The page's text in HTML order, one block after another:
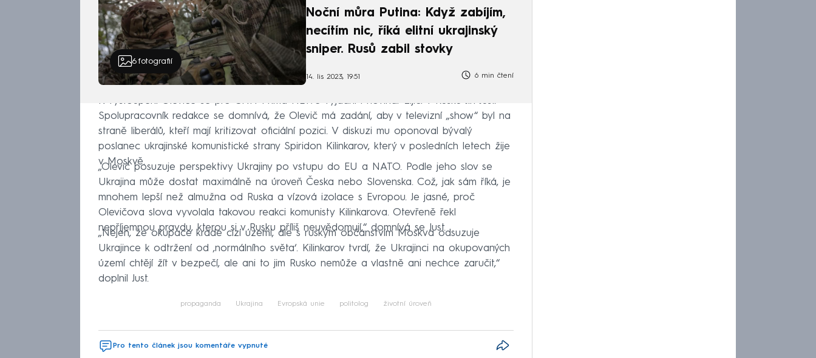
6fotografií
Noční můra Putina: Když zabíjím,
necítím nic, říká elitní ukrajinský
sniper. Rusů zabil stovky
14. lis 2023, 19:51 6 min čtení
K vystoupení Oleviče se pro CNN Prima NEWS vyjádřil i novinář žijící v Rusku Jiří Just.
Spolupracovník redakce se domnívá, že Olevič má zadání, aby v televizní „show“ byl na
straně liberálů, kteří mají kritizovat oficiální pozici. V diskuzi mu oponoval bývalý
poslanec ukrajinské komunistické strany Spiridon Kilinkarov, který v posledních letech žije
v Moskvě.
„Olevič posuzuje perspektivy Ukrajiny po vstupu do EU a NATO. Podle jeho slov se
Ukrajina může dostat maximálně na úroveň Česka nebo Slovenska. Což, jak sám říká, je
mnohem lepší než almužna od Ruska a vízová izolace s Evropou. Je jasné, proč
Olevičova slova vyvolala takovou reakci komunisty Kilinkarova. Otevřeně řekl
nepříjemnou pravdu, kterou si v Rusku příliš neuvědomují,“ domnívá se Just.
„Nejen, že okupace krade cizí území, ale s ruským občanstvím Moskva odsuzuje
Ukrajince k odtržení od ‚normálního světa‘. Kilinkarov tvrdí, že Ukrajinci na okupovaných
území chtějí žít v bezpečí, ale ani to jim Rusko nemůže a vlastně ani nechce zaručit,“
doplnil Just.
propaganda Ukrajina Evropská unie politolog životní úroveň
Pro tento článek jsou komentáře vypnuté